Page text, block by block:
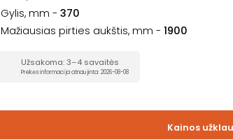
Gylis, mm - 370
Mažiausias pirties aukštis, mm - 1900
Užsakoma: 3–4 savaitės
Prekės informacija atnaujinta: 2026-08-08
Kainos